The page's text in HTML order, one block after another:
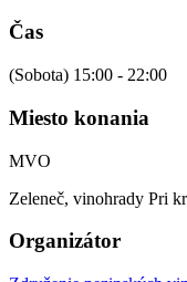
Čas
(Sobota) 15:00 - 22:00
Miesto konania
MVO
Zeleneč, vinohrady Pri
Organizátor